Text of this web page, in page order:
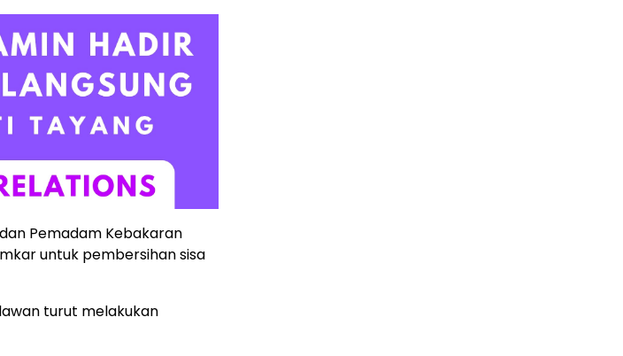
Pemadam Kebakaran
untuk pembersihan sisa
turut melakukan